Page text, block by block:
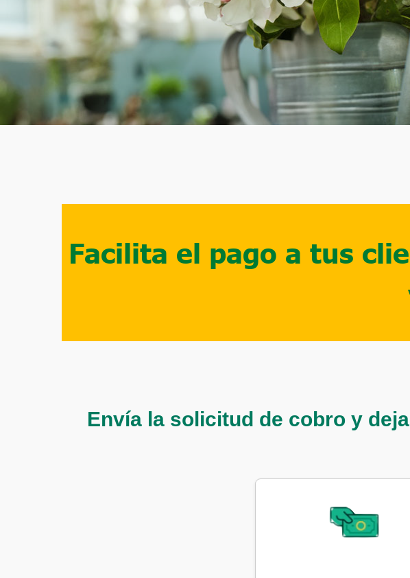
Facilita el pago a tus
Envía la solicitud de cobro y deja